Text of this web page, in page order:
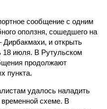
сообщение с одним
оползня, сошедшего на
и открыть
18 июля. В Рутульском
продолжают
пункта.
удалось наладить
схеме. В